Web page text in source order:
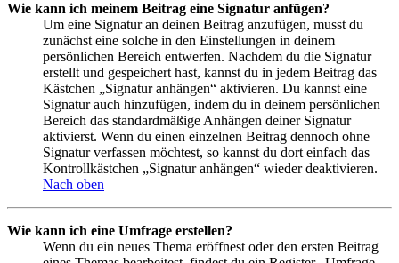
Wie kann ich meinem Beitrag eine Signatur anfügen?
Um eine Signatur an deinen Beitrag anzufügen, musst du
zunächst eine solche in den Einstellungen in deinem
persönlichen Bereich entwerfen. Nachdem du die Signatur
erstellt und gespeichert hast, kannst du in jedem Beitrag das
Kästchen „Signatur anhängen“ aktivieren. Du kannst eine
Signatur auch hinzufügen, indem du in deinem persönlichen
Bereich das standardmäßige Anhängen deiner Signatur
aktivierst. Wenn du einen einzelnen Beitrag dennoch ohne
Signatur verfassen möchtest, so kannst du dort einfach das
Kontrollkästchen „Signatur anhängen“ wieder deaktivieren.
Nach oben
Wie kann ich eine Umfrage erstellen?
Wenn du ein neues Thema eröffnest oder den ersten Beitrag